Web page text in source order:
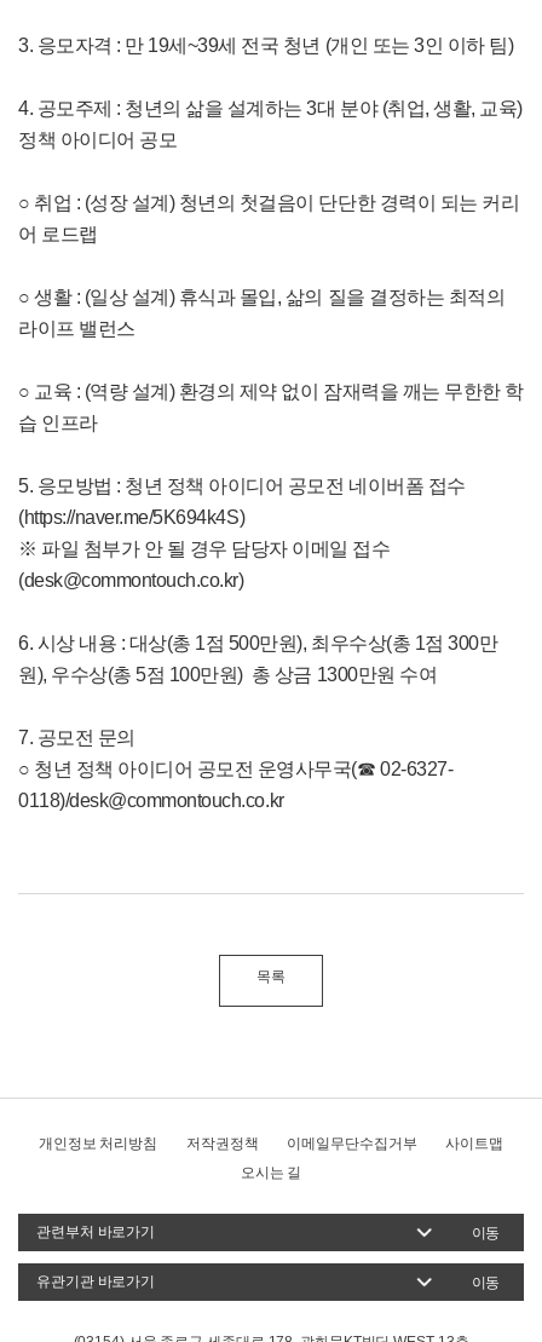
3. 응모자격 : 만 19세~39세 전국 청년 (개인 또는 3인 이하 팀)
4. 공모주제 : 청년의 삶을 설계하는 3대 분야 (취업, 생활, 교육)
정책 아이디어 공모
○ 취업 : (성장 설계) 청년의 첫걸음이 단단한 경력이 되는 커리
어 로드랩
○ 생활 : (일상 설계) 휴식과 몰입, 삶의 질을 결정하는 최적의
라이프 밸런스
○ 교육 : (역량 설계) 환경의 제약 없이 잠재력을 깨는 무한한 학
습 인프라
5. 응모방법 : 청년 정책 아이디어 공모전 네이버폼 접수
(https://naver.me/5K694k4S)
※ 파일 첨부가 안 될 경우 담당자 이메일 접수
(desk@commontouch.co.kr)
6. 시상 내용 : 대상(총 1점 500만원), 최우수상(총 1점 300만
원), 우수상(총 5점 100만원) 총 상금 1300만원 수여
7. 공모전 문의
○ 청년 정책 아이디어 공모전 운영사무국(☎ 02-6327-
0118)/desk@commontouch.co.kr
목록
개인정보 처리방침 저작권정책 이메일무단수집거부
사이트맵
오시는 길
이동
이동